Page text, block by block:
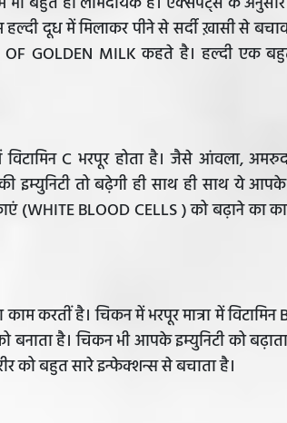
दूध में मिलाकर पीने से सर्दी ख़ासी से
OF GOLDEN MILK कहते है। हल्दी एक
C भरपूर होता है। जैसे आंवला,
इम्युनिटी तो बढ़ेगी ही साथ ही साथ ये
(WHITE BLOOD CELLS ) को बढ़ाने का
करतीं है। चिकन में भरपूर मात्रा में विटामिन
बनाता है। चिकन भी आपके इम्युनिटी को
को बहुत सारे इन्फेक्शन्स से बचाता है।